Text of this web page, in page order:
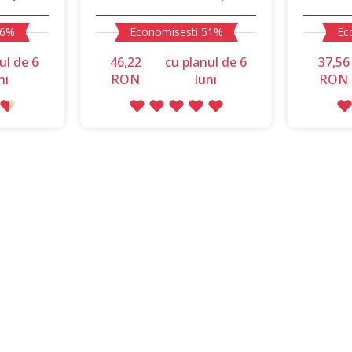
de 6
Economisesti 51%
46,22
RON
сu planul de 6
luni
37,56
RON